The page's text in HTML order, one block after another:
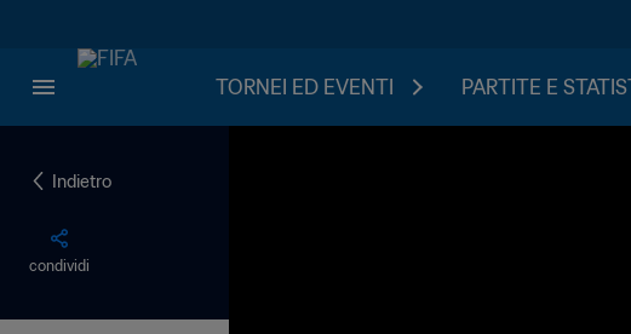
TORNEI ED EVENTI PARTITE E
Indietro
condividi